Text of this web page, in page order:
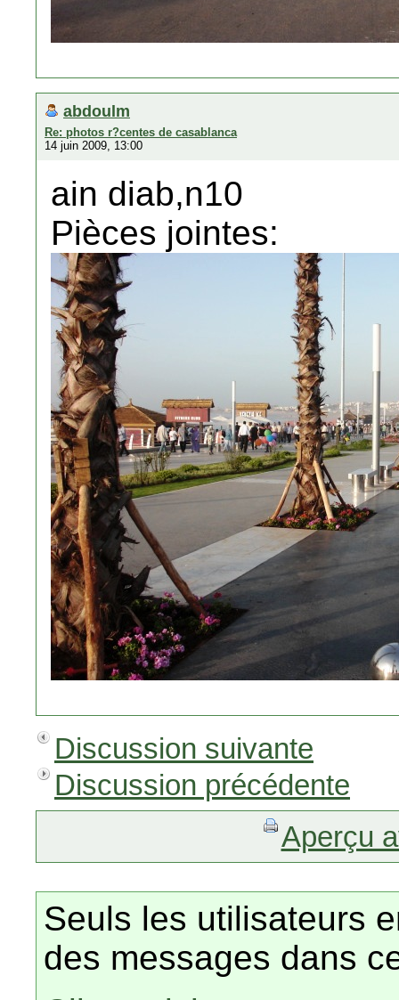
abdoulm
Re: photos r?centes de casablanca
14 juin 2009, 13:00
ain diab,n10
Pièces jointes:
Discussion suivante
Discussion précédente
Aperçu
Seuls les utilisateurs
des messages dans